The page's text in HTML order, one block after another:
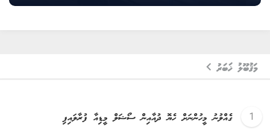
މަޤުބޫލު ޚަބަރު
ގެއްލުނު މީހުންނަށް ހެޔޮ ދުއާއިން ސޯޝަލް މީޑިއާ ފުރާލައިފި